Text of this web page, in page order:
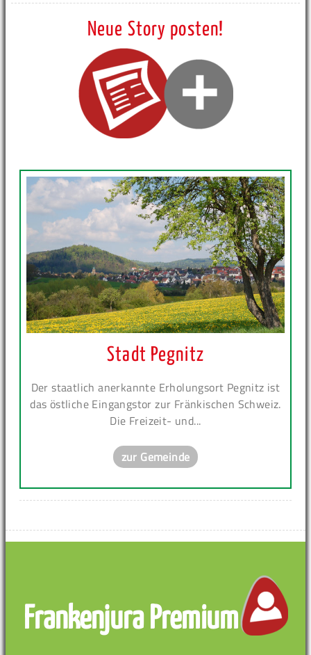
Neue Story posten!
Stadt Pegnitz
Der staatlich anerkannte Erholungsort Pegnitz ist
das östliche Eingangstor zur Fränkischen Schweiz.
Die Freizeit- und...
zur Gemeinde
Frankenjura Premium